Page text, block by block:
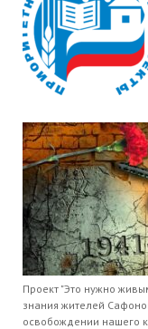
Проект "Это нужно
знания жителей
освобождении нашего